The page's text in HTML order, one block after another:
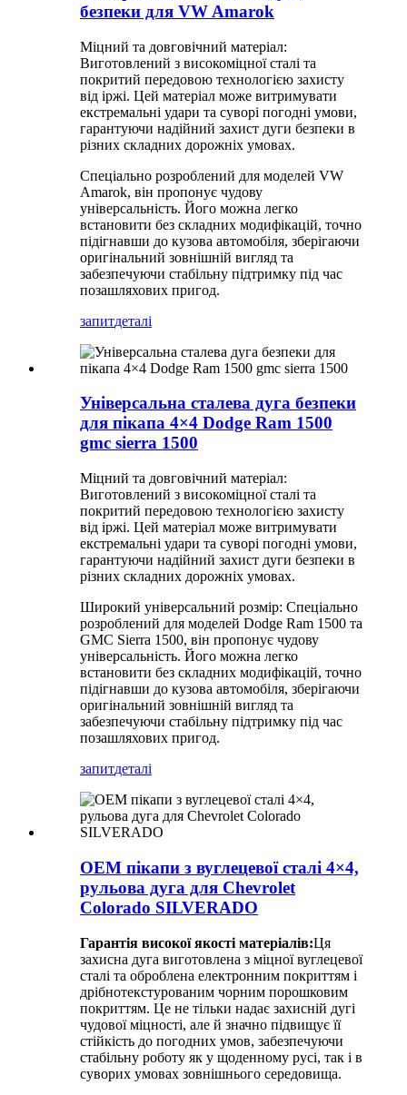
безпеки для VW Amarok
Міцний та довговічний матеріал:
Виготовлений з високоміцної сталі та
покритий передовою технологією захисту
від іржі. Цей матеріал може витримувати
екстремальні удари та суворі погодні умови,
гарантуючи надійний захист дуги безпеки в
різних складних дорожніх умовах.
Спеціально розроблений для моделей VW
Amarok, він пропонує чудову
універсальність. Його можна легко
встановити без складних модифікацій, точно
підігнавши до кузова автомобіля, зберігаючи
оригінальний зовнішній вигляд та
забезпечуючи стабільну підтримку під час
позашляхових пригод.
запитдеталі
Універсальна сталева дуга безпеки
для пікапа 4×4 Dodge Ram 1500
gmc sierra 1500
Міцний та довговічний матеріал:
Виготовлений з високоміцної сталі та
покритий передовою технологією захисту
від іржі. Цей матеріал може витримувати
екстремальні удари та суворі погодні умови,
гарантуючи надійний захист дуги безпеки в
різних складних дорожніх умовах.
Широкий універсальний розмір: Спеціально
розроблений для моделей Dodge Ram 1500 та
GMC Sierra 1500, він пропонує чудову
універсальність. Його можна легко
встановити без складних модифікацій, точно
підігнавши до кузова автомобіля, зберігаючи
оригінальний зовнішній вигляд та
забезпечуючи стабільну підтримку під час
позашляхових пригод.
запитдеталі
OEM пікапи з вуглецевої сталі 4×4,
рульова дуга для Chevrolet
Colorado SILVERADO
Гарантія високої якості матеріалів:Ця
захисна дуга виготовлена ​​з міцної вуглецевої
сталі та оброблена електронним покриттям і
дрібнотекстурованим чорним порошковим
покриттям. Це не тільки надає захисній дугі
чудової міцності, але й значно підвищує її
стійкість до погодних умов, забезпечуючи
стабільну роботу як у щоденному русі, так і в
суворих умовах зовнішнього середовища.